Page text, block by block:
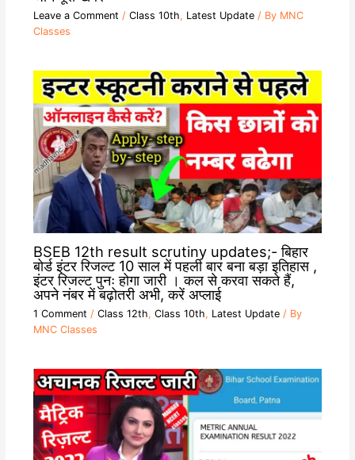
Leave a Comment / Class 10th, Latest Update/ By MNC
Classes
BSEB 12th result scrutiny updates;- बिहार
बोर्ड इंटर रिजल्ट 10 साल में पहली बार बना बड़ा इतिहास ,
इंटर रिजल्ट पुनः होगा जारी । कल से करवा सकते हैं,
अपने नंबर में बढ़ोतरी अभी, करें अप्लाई
1 Comment / Class 12th, Class 10th, Latest Update/ By
MNC Classes